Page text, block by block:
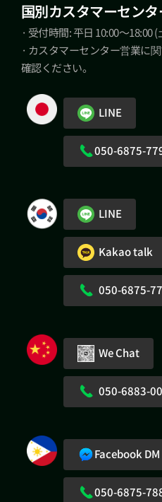
国別カスタマーセンタ
· 受付時間: 平日 10:00～18:00
· カスタマーセンター営業に
確認ください。
LINE
050-6875-
LINE
Kakao talk
050-6875-
We Chat
050-6883-
Facebook DM
050-6875-